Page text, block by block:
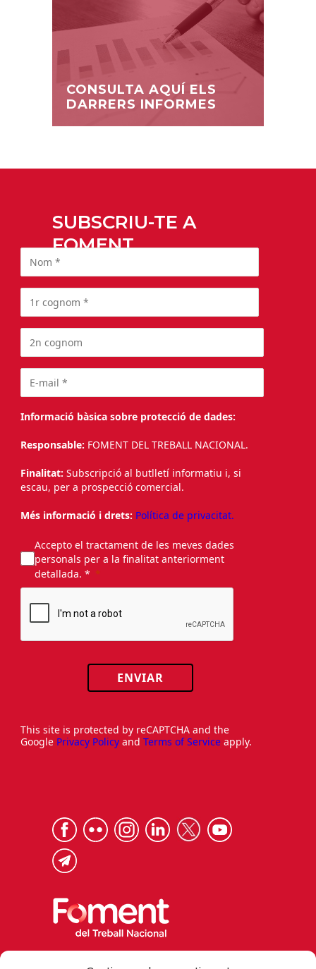
CONSULTA AQUÍ ELS
DARRERS INFORMES
SUBSCRIU-TE A
FOMENT
Informació bàsica sobre protecció de dades:
Responsable: FOMENT DEL TREBALL NACIONAL.
Finalitat: Subscripció al butlletí informatiu i, si
escau, per a prospecció comercial.
Més informació i drets: Política de privacitat.
Accepto el tractament de les meves dades
personals per a la finalitat anteriorment
detallada. *
ENVIAR
This site is protected by reCAPTCHA and the
Google Privacy Policy and Terms of Service apply.